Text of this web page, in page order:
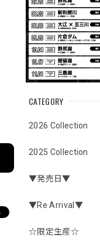
CATEGORY
2026 Collection
2025 Collection
▼発売日▼
▼Re Arrival▼
☆限定生産☆